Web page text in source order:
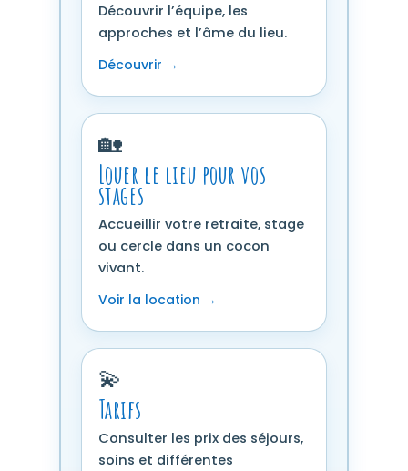
Découvrir l’équipe, les
approches et l’âme du lieu.
Découvrir →
🏡
Louer le lieu pour vos
stages
Accueillir votre retraite, stage
ou cercle dans un cocon
vivant.
Voir la location →
💫
Tarifs
Consulter les prix des séjours,
soins et différentes